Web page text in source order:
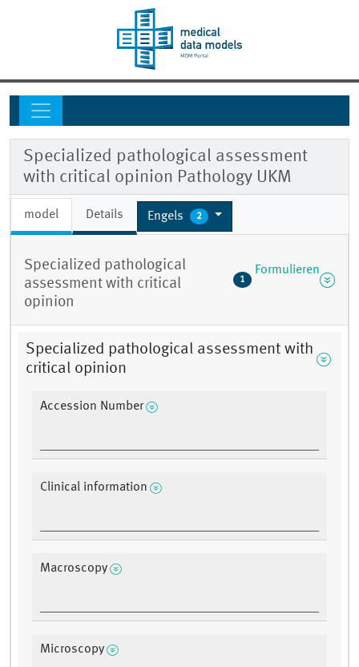
Specialized pathological assessment
with critical opinion Pathology UKM
model Details Engels 2
Specialized pathological
assessment with critical
opinion
1
Formulieren
Specialized pathological assessment with
critical opinion
Accession Number
Clinical information
Macroscopy
Microscopy